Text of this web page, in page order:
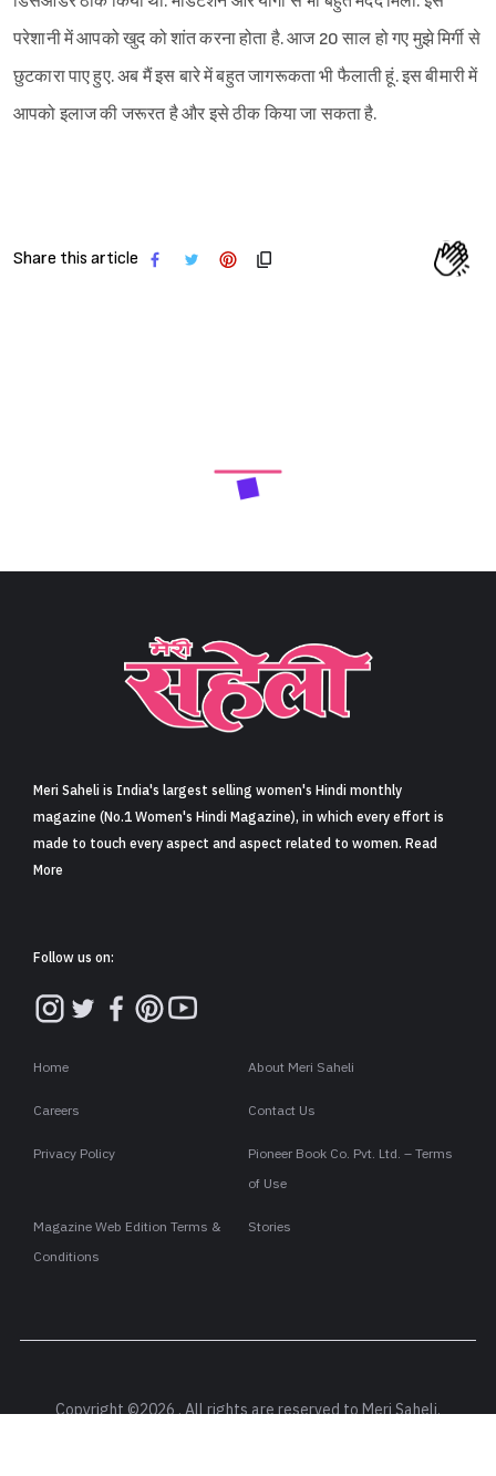
परेशानी में आपको खुद को शांत करना होता है. आज 20 साल हो गए मुझे मिर्गी से
छुटकारा पाए हुए. अब मैं इस बारे में बहुत जागरूकता भी फैलाती हूं. इस बीमारी में
आपको इलाज की जरूरत है और इसे ठीक किया जा सकता है.
Share this article
Meri Saheli is India's largest selling women's Hindi monthly
magazine (No.1 Women's Hindi Magazine), in which every effort is
made to touch every aspect and aspect related to women. Read
More
Follow us on:
Home About Meri Saheli
Careers Contact Us
Privacy Policy
Pioneer Book Co. Pvt. Ltd. – Terms
of Use
Magazine Web Edition Terms &
Conditions
Stories
Copyright ©2026 . All rights are reserved to Meri Saheli.